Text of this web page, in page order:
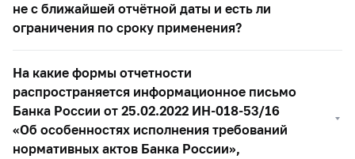
не с ближайшей отчётной даты и есть ли
ограничения по сроку применения?
На какие формы отчетности
распространяется информационное письмо
Банка России от 25.02.2022 ИН-018-53/16
«Об особенностях исполнения требований
нормативных актов Банка России»,